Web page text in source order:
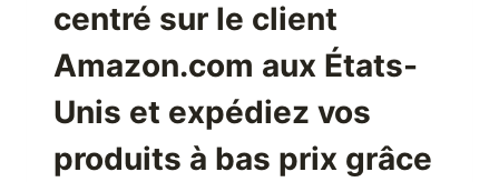
DE
AU
MONDE
centré sur le client
Amazon.com aux États-
Unis et expédiez vos
produits à bas prix grâce